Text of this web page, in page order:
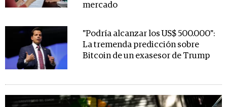
mercado
"Podría alcanzar los US$ 500.000":
La tremenda predicción sobre
Bitcoin de un exasesor de Trump